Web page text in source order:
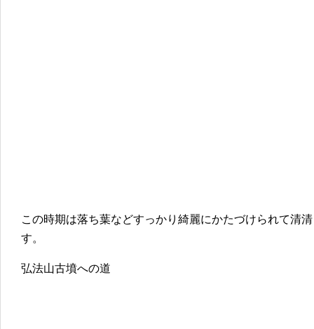
この時期は落ち葉などすっかり綺麗にかたづけられて清
す。
弘法山古墳への道